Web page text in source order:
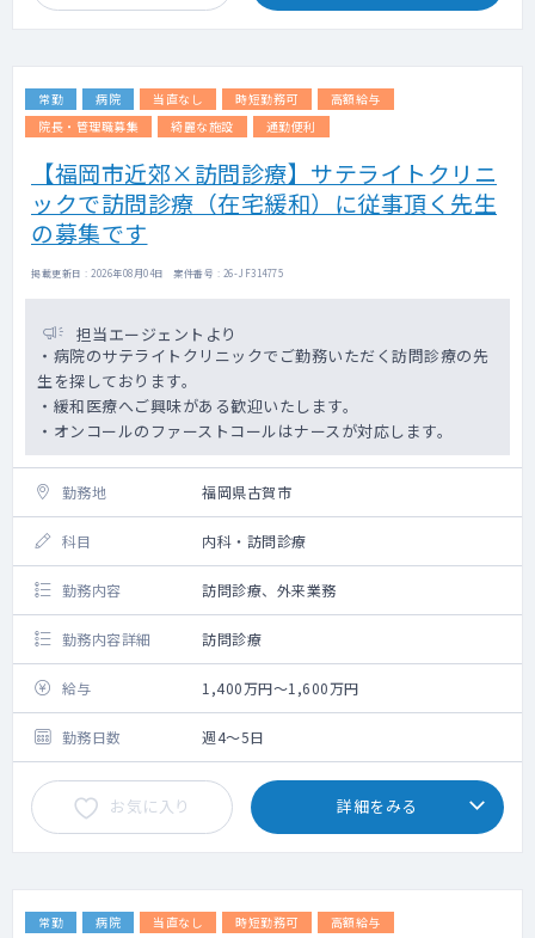
常勤 病院 当直なし 時短勤務可
高額給与
院長・管理職募集
綺麗な施設 通勤便利
【福岡市近郊×訪問診療】サテライトクリニ
ックで訪問診療（在宅緩和）に従事頂く先生
の募集です
掲載更新日 : 2026年08月04日 案件番号 : 26-JF314775
担当エージェントより
・病院のサテライトクリニックでご勤務いただく訪問診療の先
生を探しております。
・緩和医療へご興味がある歓迎いたします。
・オンコールのファーストコールはナースが対応します。
勤務地 福岡県古賀市
科目 内科・訪問診療
勤務内容 訪問診療、外来業務
勤務内容詳細 訪問診療
給与 1,400万円～1,600万円
勤務日数 週4～5日
お気に入り 詳細をみる
常勤 病院 当直なし 時短勤務可
高額給与